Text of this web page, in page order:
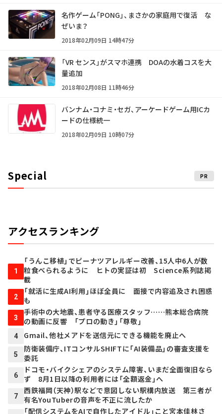
名作ゲーム「PONG」、まさかの家庭用で復活 な
ぜいま？
2018年02月09日 14時47分
「VR センス」がスマホ連携 DOAの水着コスを大
量追加
2018年02月08日 11時46分
バンナム・コナミ・セガ、アーケードゲーム用ICカ
ードの仕様統一
2018年02月09日 10時07分
Special PR
アクセスランキング
1
「うんこ移植」でピーナツアレルギー改善、15人中6人が数
粒食べられるように ヒトの実証は初 Science系列誌掲
載
2
「就活に生成AI利用」ほぼ全員に 面接で内容追及され困惑
も
3
手術中の大地震、患者守る医療スタッフ……熊本総合病院
の動画に反響 「プロの動き」「尊敬」
4 Gmail、他社メアドを送信元にできる機能を廃止へ
5
防衛装備庁、ITコンサルSHIFTに「AI装備品」の審査支援を
委託
6
ドコモ・バイクシェアのシステム障害、いまだ全面復旧なら
ず 8月1日以降の利用者には「全額返金」へ
7
西鉄福岡（天神）駅などで意図しない駅構内放送 第三者が
有名YouTuberの音声を不正に流したか
「配信システムをAIで自作したアイドル」こと宮本佳林さ